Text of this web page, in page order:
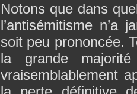
Notons que dans
l’antisémitisme n’a
soit peu prononcée.
la grande
vraisemblablement